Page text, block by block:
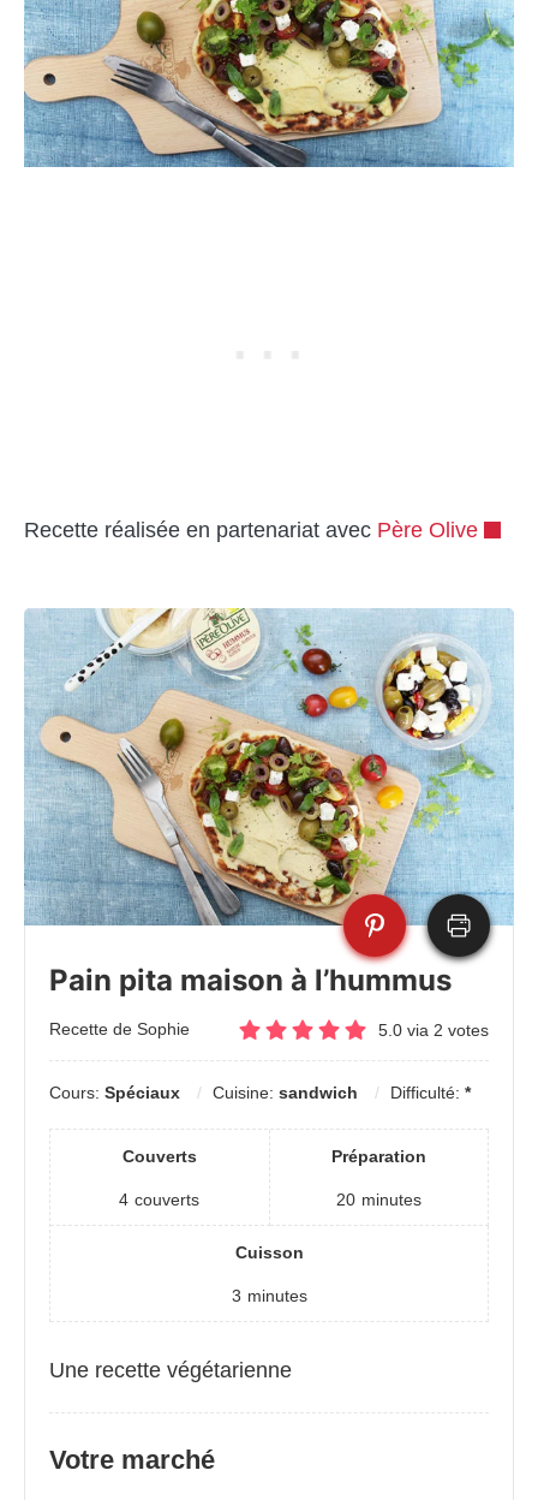
Recette réalisée en partenariat avec Père Olive
Pain pita maison à l’hummus
Recette de Sophie 5.0 via 2 votes
Cours: Spéciaux Cuisine: sandwich Difficulté: *
Couverts
4 couverts
Préparation
20 minutes
Cuisson
3 minutes
Une recette végétarienne
Votre marché